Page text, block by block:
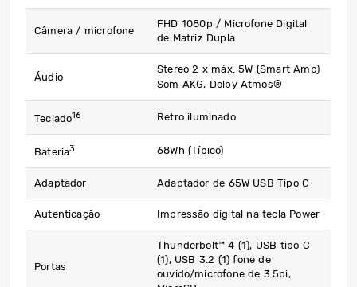
Câmera / microfone
FHD 1080p / Microfone Digital
de Matriz Dupla
Áudio
Stereo 2 x máx. 5W (Smart Amp)
Som AKG, Dolby Atmos®
Teclado16 Retro iluminado
Bateria3 68Wh​ (Típico)
Adaptador Adaptador de 65W USB Tipo C
Autenticação Impressão digital na tecla Power
Portas
Thunderbolt™ 4 (1), USB tipo C
(1), USB 3.2 (1) fone de
ouvido/microfone de 3.5pi,